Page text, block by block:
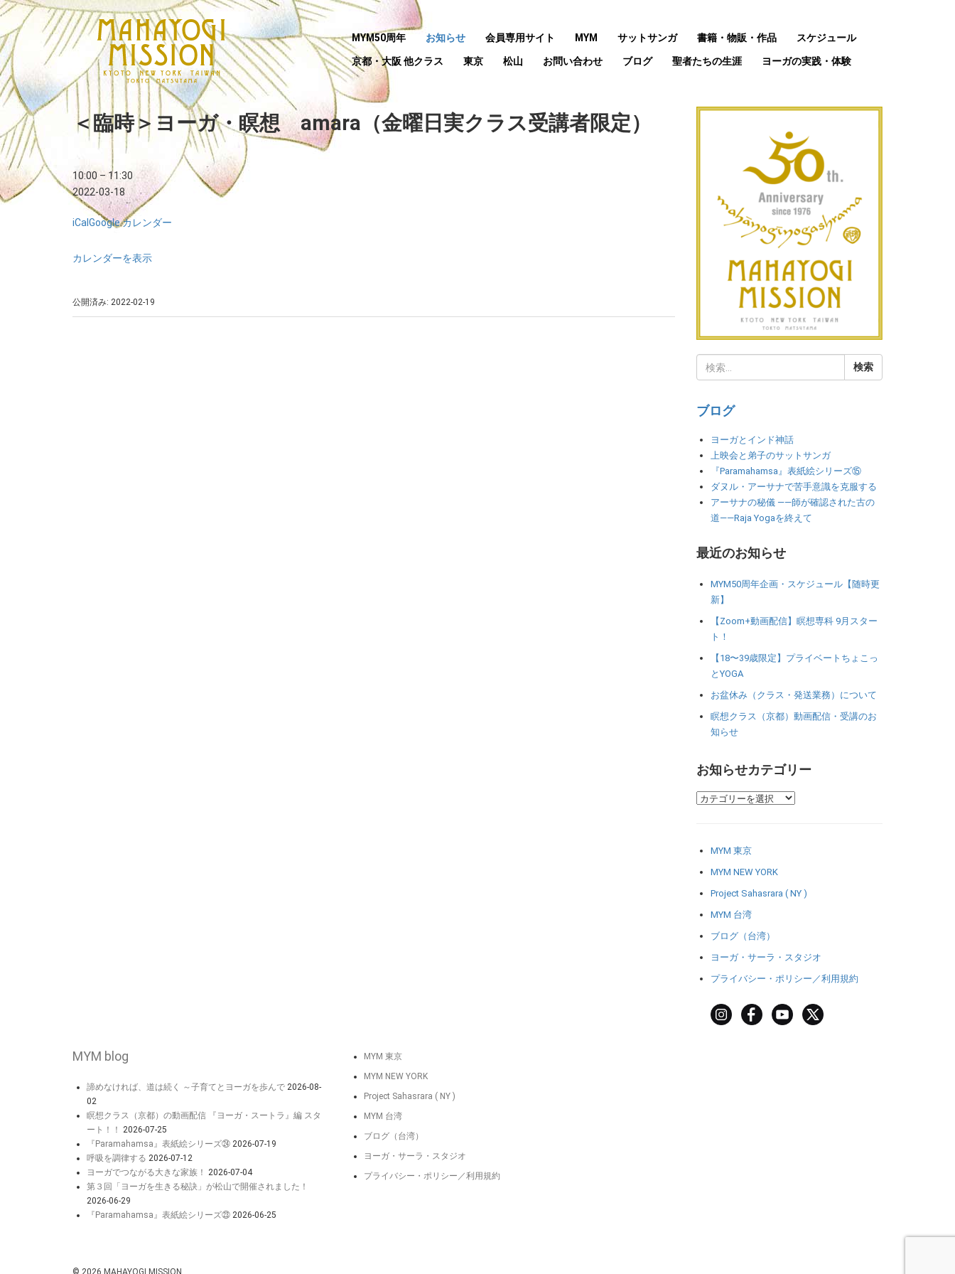
MYM50周年 お知らせ 会員専用サイト MYM サットサンガ 書籍・物販・作品 スケジュール
京都・大阪 他クラス 東京 松山 お問い合わせ ブログ 聖者たちの生涯 ヨーガの実践・体験
＜臨時＞ヨーガ・瞑想 amara（金曜日実クラス受講者限定）
10:00 – 11:30
2022-03-18
iCal Google カレンダー
カレンダーを表示
公開済み: 2022-02-19
ブログ
ヨーガとインド神話
上映会と弟子のサットサンガ
『Paramahamsa』表紙絵シリーズ⑮
ダヌル・アーサナで苦手意識を克服する
アーサナの秘儀 ――師が確認された古の
道――Raja Yogaを終えて
最近のお知らせ
MYM50周年企画・スケジュール【随時更
新】
【Zoom+動画配信】瞑想専科 9月スター
ト！
【18〜39歳限定】プライベートちょこっ
とYOGA
お盆休み（クラス・発送業務）について
瞑想クラス（京都）動画配信・受講のお
知らせ
お知らせカテゴリー
MYM 東京
MYM NEW YORK
Project Sahasrara ( NY )
MYM 台湾
ブログ（台湾）
ヨーガ・サーラ・スタジオ
プライバシー・ポリシー／利用規約
MYM blog
諦めなければ、道は続く ～子育てとヨーガを歩んで 2026-08-
02
瞑想クラス（京都）の動画配信 『ヨーガ・スートラ』編 スタ
ート！！
2026-07-25
『Paramahamsa』表紙絵シリーズ㉔ 2026-07-19
呼吸を調律する 2026-07-12
ヨーガでつながる大きな家族！
2026-07-04
第３回「ヨーガを生きる秘訣」が松山で開催されました！
2026-06-29
『Paramahamsa』表紙絵シリーズ㉓ 2026-06-25
MYM 東京
MYM NEW YORK
Project Sahasrara ( NY )
MYM 台湾
ブログ（台湾）
ヨーガ・サーラ・スタジオ
プライバシー・ポリシー／利用規約
© 2026 MAHAYOGI MISSION